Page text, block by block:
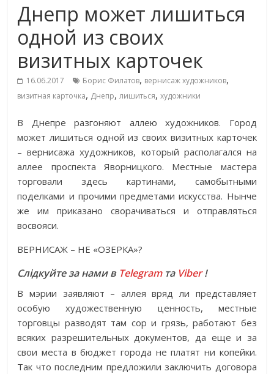
Днепр может лишиться
одной из своих
визитных карточек
16.06.2017 Борис Филатов, вернисаж художников,
визитная карточка, Днепр,лишиться,художники
В Днепре разгоняют аллею художников. Город
может лишиться одной из своих визитных карточек
– вернисажа художников, который располагался на
аллее проспекта Яворницкого. Местные мастера
торговали здесь картинами, самобытными
поделками и прочими предметами искусства. Нынче
же им приказано сворачиваться и отправляться
восвояси.
ВЕРНИСАЖ – НЕ «ОЗЕРКА»?
Слідкуйте за нами в Telegramта Viber!
В мэрии заявляют – аллея вряд ли представляет
особую художественную ценность, местные
торговцы разводят там сор и грязь, работают без
всяких разрешительных документов, да еще и за
свои места в бюджет города не платят ни копейки.
Так что последним предложили заключить договора